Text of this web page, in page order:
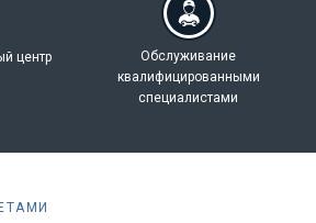
центр
Обслуживание
квалифицированными
специалистами